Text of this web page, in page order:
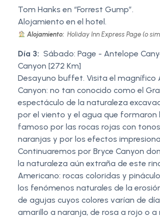
Tom Hanks en “Forrest Gump”.
Alojamiento en el hotel.
Alojamiento: Holiday Inn Express Page (o
Día 3: Sábado: Page - Antelope
Canyon [272 Km]
Desayuno buffet. Visita el magnífico
Canyon: no tan conocido como el
espectáculo de la naturaleza
por el viento y el agua que formaron
famoso por las rocas rojas con
naranjas y por los efectos
Continuaremos por Bryce Canyon
la naturaleza aún extraña de este
Americano: rocas coloridas y
los fenómenos naturales de la
de agujas cuyos colores varían de
amarillo a naranja, de rosa a rojo o a